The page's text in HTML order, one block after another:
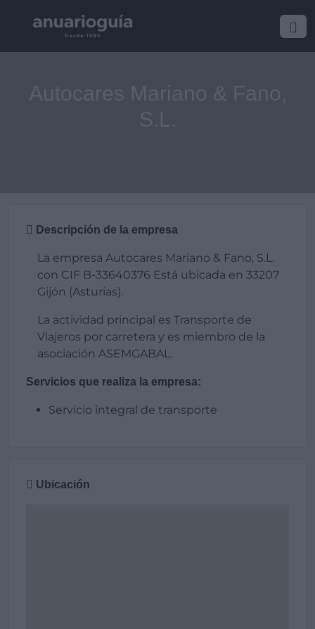
Descripción de la empresa
La empresa Autocares Mariano & Fano, S.L.
con CIF B-33640376 Está ubicada en 33207
Gijón (Asturias).
La actividad principal es Transporte de
Viajeros por carretera y es miembro de la
asociación ASEMGABAL.
Servicios que realiza la empresa:
Servicio integral de transporte
Ubicación